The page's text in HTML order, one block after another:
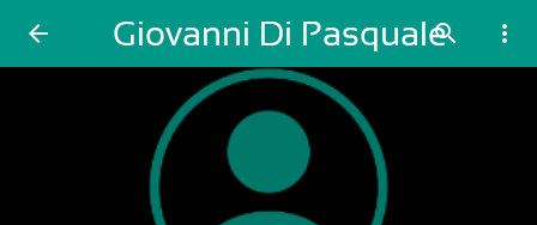
arrow_back Giovanni Di Pasquale
search more_vert